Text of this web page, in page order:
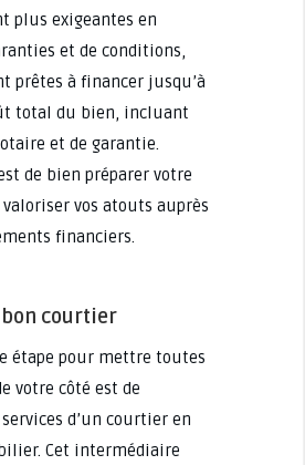
plus exigeantes en
et de conditions,
prêtes à financer jusqu’à
total du bien, incluant
et de garantie.
de bien préparer votre
vos atouts auprès
financiers.
courtier
étape pour mettre toutes
votre côté est de
d’un courtier en
Cet intermédiaire